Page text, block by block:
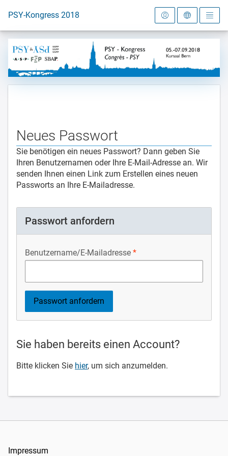
Zur Startseite
PSY-Kongress 2018
Neues Passwort
Sie benötigen ein neues Passwort? Dann geben Sie
Ihren Benutzernamen oder Ihre E-Mail-Adresse an. Wir
senden Ihnen einen Link zum Erstellen eines neuen
Passworts an Ihre E-Mailadresse.
Passwort anfordern
Benutzername/E-Mailadresse
Sie haben bereits einen Account?
Bitte klicken Sie hier, um sich anzumelden.
Impressum